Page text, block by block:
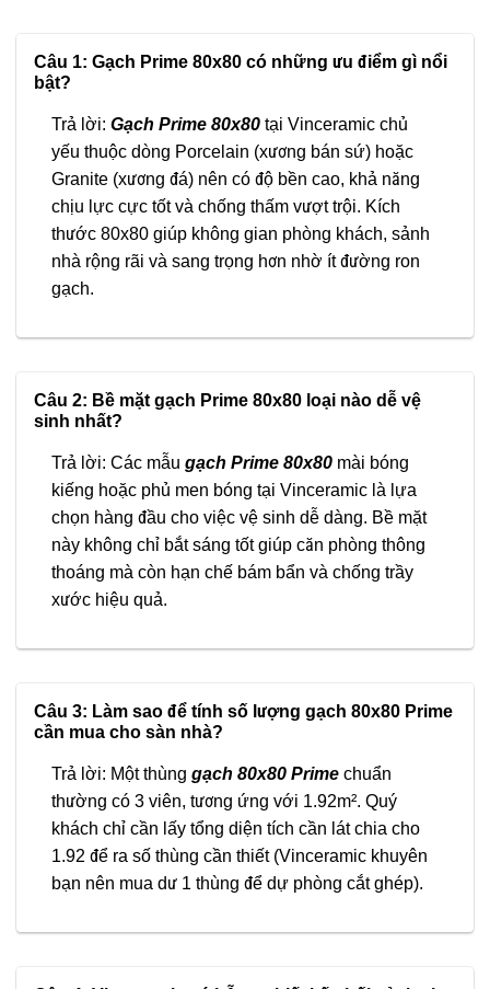
Câu 1: Gạch Prime 80x80 có những ưu điểm gì nổi
bật?
Trả lời: Gạch Prime 80x80 tại Vinceramic chủ
yếu thuộc dòng Porcelain (xương bán sứ) hoặc
Granite (xương đá) nên có độ bền cao, khả năng
chịu lực cực tốt và chống thấm vượt trội. Kích
thước 80x80 giúp không gian phòng khách, sảnh
nhà rộng rãi và sang trọng hơn nhờ ít đường ron
gạch.
Câu 2: Bề mặt gạch Prime 80x80 loại nào dễ vệ
sinh nhất?
Trả lời: Các mẫu gạch Prime 80x80 mài bóng
kiếng hoặc phủ men bóng tại Vinceramic là lựa
chọn hàng đầu cho việc vệ sinh dễ dàng. Bề mặt
này không chỉ bắt sáng tốt giúp căn phòng thông
thoáng mà còn hạn chế bám bẩn và chống trầy
xước hiệu quả.
Câu 3: Làm sao để tính số lượng gạch 80x80 Prime
cần mua cho sàn nhà?
Trả lời: Một thùng gạch 80x80 Prime chuẩn
thường có 3 viên, tương ứng với 1.92m². Quý
khách chỉ cần lấy tổng diện tích cần lát chia cho
1.92 để ra số thùng cần thiết (Vinceramic khuyên
bạn nên mua dư 1 thùng để dự phòng cắt ghép).